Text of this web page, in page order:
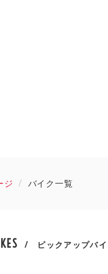
ジ バイク一覧
/ ピックアップバ